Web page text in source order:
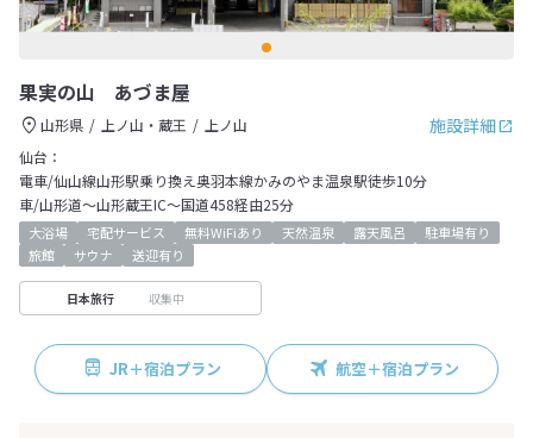
果実の山 あづま屋
施設詳細
山形県 上ノ山・蔵王
上ノ山
仙台：
電車/仙山線山形駅乗り換え奥羽本線かみのやま温泉駅徒歩10分
車/山形道～山形蔵王IC～国道458経由25分
大浴場 宅配サービス 無料WiFiあり 天然温泉 露天風呂
駐車場有り
旅館
サウナ 送迎有り
日本旅行 収集中
JR＋宿泊プラン 航空＋宿泊プラン